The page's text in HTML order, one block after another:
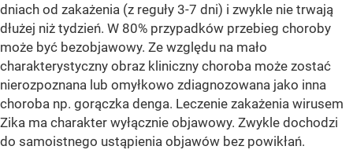
dniach od zakażenia (z reguły 3-7 dni) i zwykle nie trwają
dłużej niż tydzień. W 80% przypadków przebieg choroby
może być bezobjawowy. Ze względu na mało
charakterystyczny obraz kliniczny choroba może zostać
nierozpoznana lub omyłkowo zdiagnozowana jako inna
choroba np. gorączka denga. Leczenie zakażenia wirusem
Zika ma charakter wyłącznie objawowy. Zwykle dochodzi
do samoistnego ustąpienia objawów bez powikłań.